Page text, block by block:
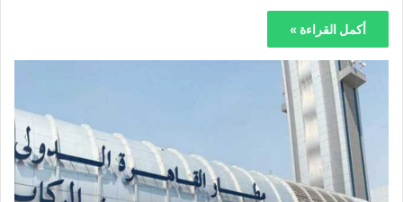
أكمل القراءة »